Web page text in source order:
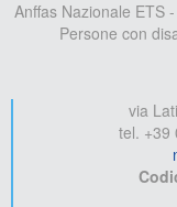
Anffas Nazionale ETS
Persone con
via
tel. +39